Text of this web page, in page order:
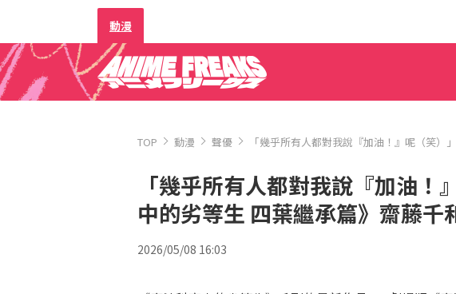
動漫
TOP 動漫 聲優 「幾乎所有人都對我說『加油！』呢（笑）
「幾乎所有人都對我說『加油！
中的劣等生 四葉繼承篇》齋藤千
2026/05/08 16:03